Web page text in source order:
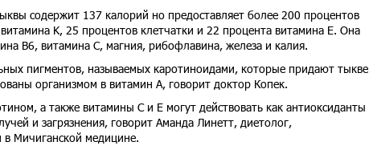
содержит 137 калорий но предоставляет более 200 процентов
K, 25 процентов клетчатки и 22 процента витамина E. Она
B6, витамина C, магния, рибофлавина, железа и калия.
пигментов, называемых каротиноидами, которые придают тыкве
организмом в витамин A, говорит доктор Копек.
а также витамины C и E могут действовать как антиоксиданты
и загрязнения, говорит Аманда Линетт, диетолог,
в Мичиганской медицине.